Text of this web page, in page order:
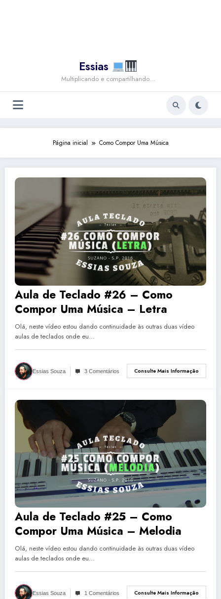
Essias
Multiplicando e compartilhando…
Página inicial Como Compor Uma Música
Aula de Teclado #26 – Como
Compor Uma Música – Letra
Olá, neste vídeo estou dando continuidade às outras duas vídeo
aulas de teclados onde eu…
Essias Souza 3 Comentários Consulte Mais Informação
Aula de Teclado #25 – Como
Compor Uma Música – Melodia
Olá, neste vídeo estou dando continuidade às outras duas vídeo
aulas de teclados onde eu…
Essias Souza 1 Comentários Consulte Mais Informação